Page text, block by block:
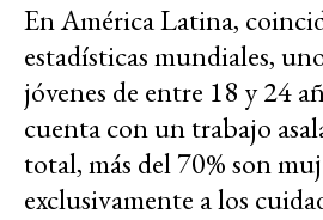
En América Latina,
estadísticas mundiales,
jóvenes de entre 18 y 24
cuenta con un trabajo
total, más del 70% son
exclusivamente a los